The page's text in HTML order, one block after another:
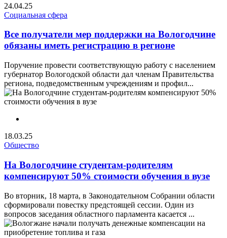
24.04.25
Социальная сфера
Все получатели мер поддержки на Вологодчине
обязаны иметь регистрацию в регионе
Поручение провести соответствующую работу с населением
губернатор Вологодской области дал членам Правительства
региона, подведомственным учреждениям и профил...
18.03.25
Общество
На Вологодчине студентам-родителям
компенсируют 50% стоимости обучения в вузе
Во вторник, 18 марта, в Законодательном Собрании области
сформировали повестку предстоящей сессии. Один из
вопросов заседания областного парламента касается ...